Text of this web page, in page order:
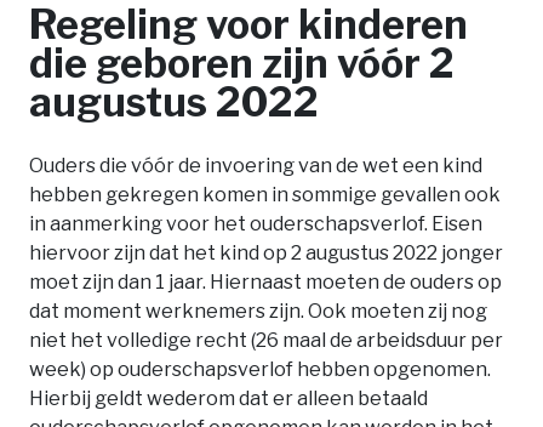
Regeling voor kinderen
die geboren zijn vóór 2
augustus 2022
Ouders die vóór de invoering van de wet een kind
hebben gekregen komen in sommige gevallen ook
in aanmerking voor het ouderschapsverlof. Eisen
hiervoor zijn dat het kind op 2 augustus 2022 jonger
moet zijn dan 1 jaar. Hiernaast moeten de ouders op
dat moment werknemers zijn. Ook moeten zij nog
niet het volledige recht (26 maal de arbeidsduur per
week) op ouderschapsverlof hebben opgenomen.
Hierbij geldt wederom dat er alleen betaald